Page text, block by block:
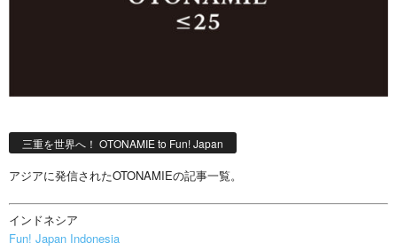
三重を世界へ！ OTONAMIE to Fun! Japan
アジアに発信されたOTONAMIEの記事一覧。
インドネシア
Fun! Japan Indonesia